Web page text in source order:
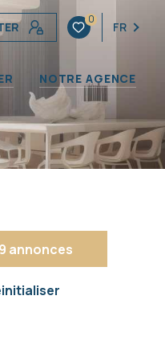
0
FR
NOTRE AGENCE
9 annonces